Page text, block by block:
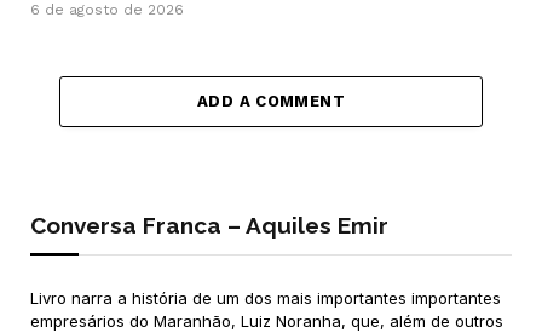
6 de agosto de 2026
ADD A COMMENT
Conversa Franca – Aquiles Emir
Livro narra a história de um dos mais importantes importantes
empresários do Maranhão, Luiz Noranha, que, além de outros